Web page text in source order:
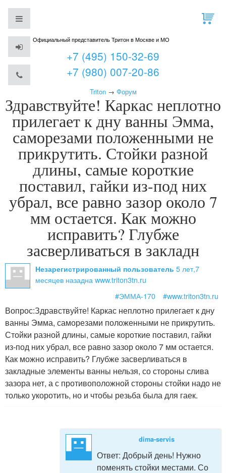
Официальный представитель Тритон в Москве и МО
+7 (495) 150-32-69
+7 (980) 007-20-86
Triton→ Форум
Здравствуйте! Каркас неплотно
прилегает к дну ванны Эмма,
саморезами положенными не
прикрутить. Стойки разной
длины, самые короткие
поставил, гайки из-под них
убрал, все равно зазор около 7
мм остается. Как можно
исправить? Глубже
засверливаться в закладн
Незарегистрированный пользователь 5 лет,7
месяцев назадна www.triton3tn.ru
#ЭММА-170
#www.triton3tn.ru
Вопрос:Здравствуйте! Каркас неплотно прилегает к дну
ванны Эмма, саморезами положенными не прикрутить.
Стойки разной длины, самые короткие поставил, гайки
из-под них убрал, все равно зазор около 7 мм остается.
Как можно исправить? Глубже засверливаться в
закладные элементы ванны нельзя, со стороны слива
зазора нет, а с противоположной стороны стойки надо не
только укоротить, но и чтобы резьба была для гаек.
dima-servis
Ответ: Добрый день! Нужно
поменять стойки местами. Со